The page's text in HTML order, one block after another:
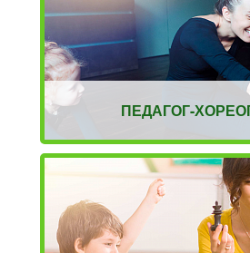
ПЕДАГОГ-